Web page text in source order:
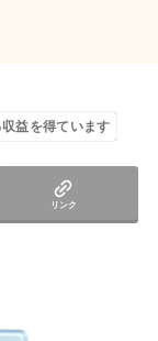
益を得ています
リンク